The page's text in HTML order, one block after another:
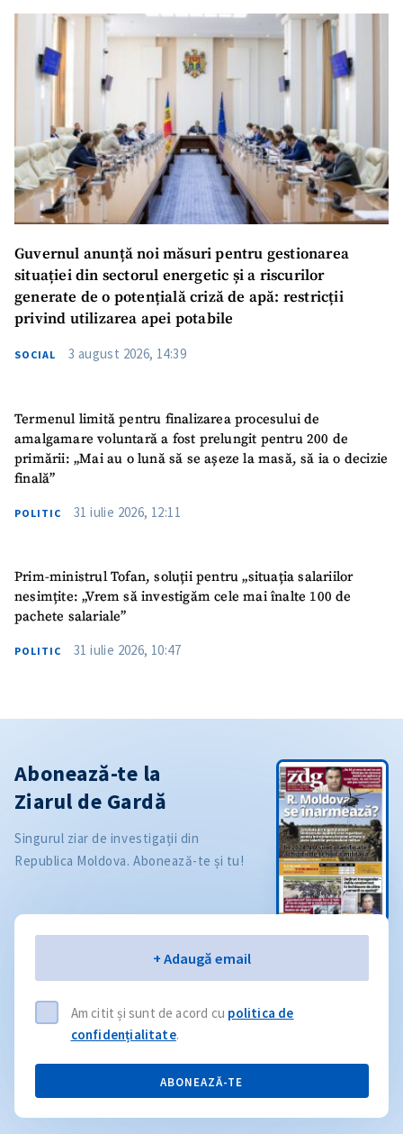
Guvernul anunță noi măsuri pentru gestionarea
situației din sectorul energetic și a riscurilor
generate de o potențială criză de apă: restricții
privind utilizarea apei potabile
SOCIAL 3 august 2026, 14:39
Termenul limită pentru finalizarea procesului de
amalgamare voluntară a fost prelungit pentru 200 de
primării: „Mai au o lună să se așeze la masă, să ia o decizie
finală”
POLITIC 31 iulie 2026, 12:11
Prim-ministrul Tofan, soluții pentru „situația salariilor
nesimțite: „Vrem să investigăm cele mai înalte 100 de
pachete salariale”
POLITIC 31 iulie 2026, 10:47
Abonează-te la
Ziarul de Gardă
Singurul ziar de investigații din
Republica Moldova. Abonează-te și tu!
+ Adaugă email
Am citit și sunt de acord cu politica de
confidențialitate.
ABONEAZĂ-TE